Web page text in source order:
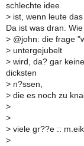
schlechte idee
> ist, wenn leute
Da ist was dran.
> @john: die frage
> untergejubelt
> wird, da? gar
dicksten
> n?ssen,
> die es noch zu
>
>
> viele gr??e :: m.eik
>